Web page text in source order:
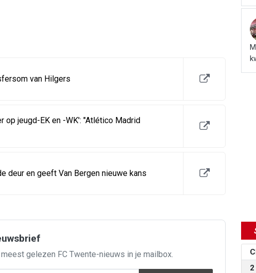
van Hilgers
op jeugd-EK en -WK': "Atlético Madrid
deur en geeft Van Bergen nieuwe kans
gelezen FC Twente-nieuws in je mailbox.
2